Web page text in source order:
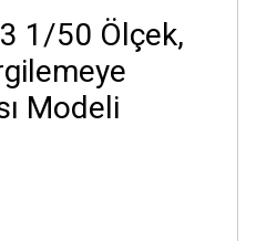
1/50 Ölçek,
Modeli